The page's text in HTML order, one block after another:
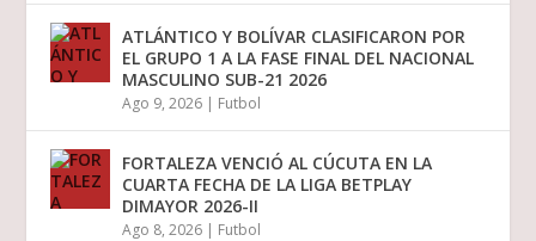
ATLÁNTICO Y BOLÍVAR CLASIFICARON POR
EL GRUPO 1 A LA FASE FINAL DEL NACIONAL
MASCULINO SUB-21 2026
Ago 9, 2026 | Futbol
FORTALEZA VENCIÓ AL CÚCUTA EN LA
CUARTA FECHA DE LA LIGA BETPLAY
DIMAYOR 2026-II
Ago 8, 2026 | Futbol